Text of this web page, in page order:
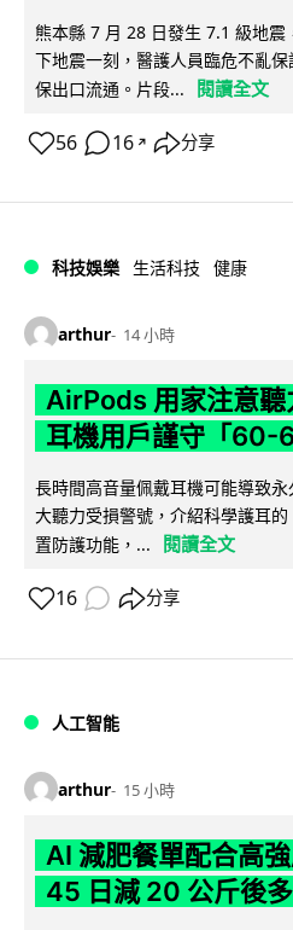
熊本縣 7 月 28 日發生 7.1 級地
下地震一刻，醫護人員臨危不亂
保出口流通。片段...
閱讀全文
56 16 ↗ 分享
科技娛樂 生活科技 健康
arthur 14 小時
AirPods 用家注意聽
耳機用戶謹守「60-
長時間高音量佩戴耳機可能導致
大聽力受損警號，介紹科學護耳
置防護功能，...
閱讀全文
16 分享
人工智能
arthur 15 小時
AI 減肥餐單配合高
45 日減 20 公斤後